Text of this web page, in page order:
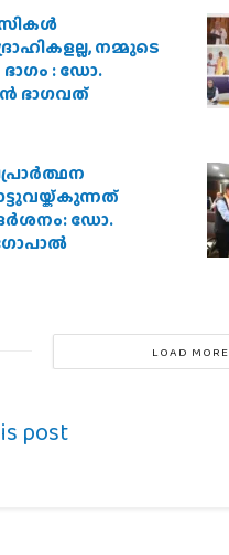
നമ്മുടെ
: ഡോ.
ഭാഗവത്
ഡോ.
LOAD MORE
post